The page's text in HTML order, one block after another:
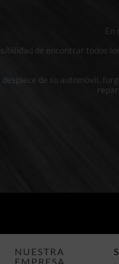
En
de encontrar todos
de su automóvil,
NUESTRA
EMPRESA